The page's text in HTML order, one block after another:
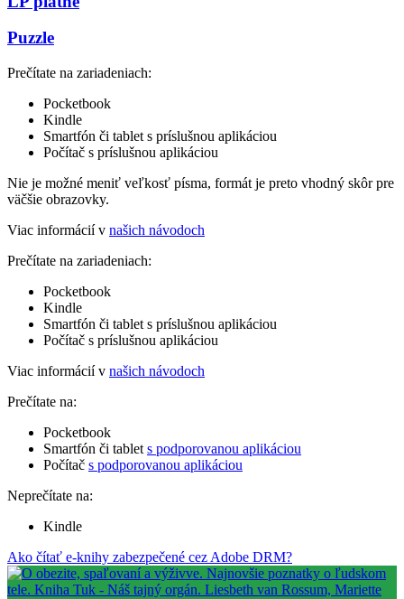
Puzzle
Prečítate na zariadeniach:
Pocketbook
Kindle
Smartfón či tablet s príslušnou aplikáciou
Počítač s príslušnou aplikáciou
Nie je možné meniť veľkosť písma, formát je preto vhodný skôr pre
väčšie obrazovky.
Viac informácií v našich návodoch
Prečítate na zariadeniach:
Pocketbook
Kindle
Smartfón či tablet s príslušnou aplikáciou
Počítač s príslušnou aplikáciou
Viac informácií v našich návodoch
Prečítate na:
Pocketbook
Smartfón či tablet s podporovanou aplikáciou
Počítač s podporovanou aplikáciou
Neprečítate na:
Kindle
Ako čítať e-knihy zabezpečené cez Adobe DRM?